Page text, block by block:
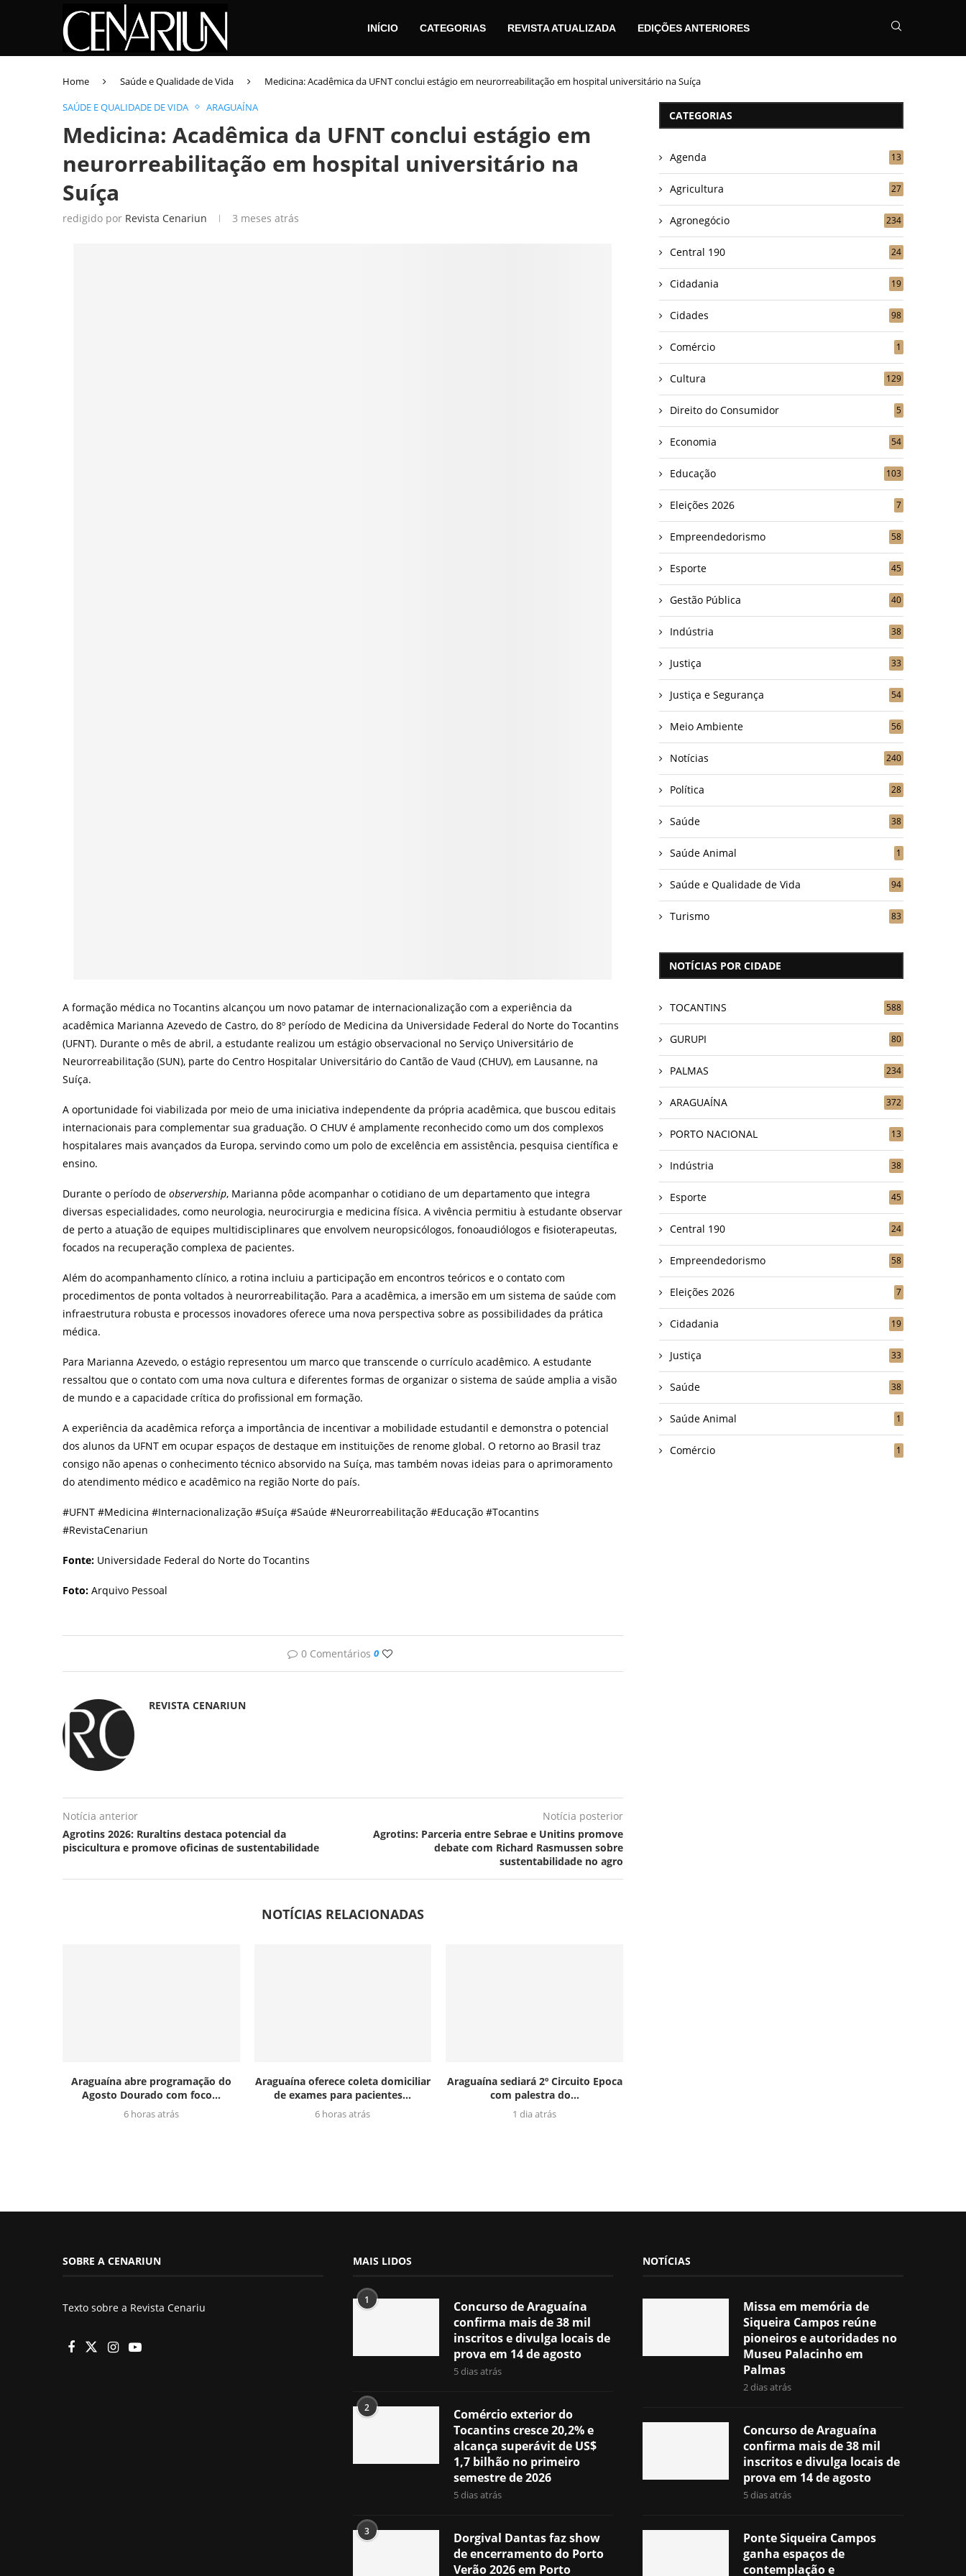
INÍCIO CATEGORIAS REVISTA ATUALIZADA EDIÇÕES ANTERIORES
Home Saúde e Qualidade de Vida
Medicina: Acadêmica da UFNT conclui estágio em neurorreabilitação em hospital universitário na Suíça
SAÚDE E QUALIDADE DE VIDA
ARAGUAÍNA
Medicina: Acadêmica da UFNT conclui estágio em
neurorreabilitação em hospital universitário na
Suíça
redigido por Revista Cenariun 3 meses atrás
A formação médica no Tocantins alcançou um novo patamar de internacionalização com a experiência da
acadêmica Marianna Azevedo de Castro, do 8º período de Medicina da Universidade Federal do Norte do Tocantins
(UFNT). Durante o mês de abril, a estudante realizou um estágio observacional no Serviço Universitário de
Neurorreabilitação (SUN), parte do Centro Hospitalar Universitário do Cantão de Vaud (CHUV), em Lausanne, na
Suíça.
A oportunidade foi viabilizada por meio de uma iniciativa independente da própria acadêmica, que buscou editais
internacionais para complementar sua graduação. O CHUV é amplamente reconhecido como um dos complexos
hospitalares mais avançados da Europa, servindo como um polo de excelência em assistência, pesquisa científica e
ensino.
Durante o período de observership, Marianna pôde acompanhar o cotidiano de um departamento que integra
diversas especialidades, como neurologia, neurocirurgia e medicina física. A vivência permitiu à estudante observar
de perto a atuação de equipes multidisciplinares que envolvem neuropsicólogos, fonoaudiólogos e fisioterapeutas,
focados na recuperação complexa de pacientes.
Além do acompanhamento clínico, a rotina incluiu a participação em encontros teóricos e o contato com
procedimentos de ponta voltados à neurorreabilitação. Para a acadêmica, a imersão em um sistema de saúde com
infraestrutura robusta e processos inovadores oferece uma nova perspectiva sobre as possibilidades da prática
médica.
Para Marianna Azevedo, o estágio representou um marco que transcende o currículo acadêmico. A estudante
ressaltou que o contato com uma nova cultura e diferentes formas de organizar o sistema de saúde amplia a visão
de mundo e a capacidade crítica do profissional em formação.
A experiência da acadêmica reforça a importância de incentivar a mobilidade estudantil e demonstra o potencial
dos alunos da UFNT em ocupar espaços de destaque em instituições de renome global. O retorno ao Brasil traz
consigo não apenas o conhecimento técnico absorvido na Suíça, mas também novas ideias para o aprimoramento
do atendimento médico e acadêmico na região Norte do país.
#UFNT #Medicina #Internacionalização #Suíça #Saúde #Neurorreabilitação #Educação #Tocantins
#RevistaCenariun
Fonte: Universidade Federal do Norte do Tocantins
Foto: Arquivo Pessoal
0 Comentários 0
REVISTA CENARIUN
Notícia anterior
Agrotins 2026: Ruraltins destaca potencial da
piscicultura e promove oficinas de sustentabilidade
Notícia posterior
Agrotins: Parceria entre Sebrae e Unitins promove
debate com Richard Rasmussen sobre
sustentabilidade no agro
NOTÍCIAS RELACIONADAS
Araguaína abre programação do
Agosto Dourado com foco...
6 horas atrás
Araguaína oferece coleta domiciliar
de exames para pacientes...
6 horas atrás
Araguaína sediará 2º Circuito Epoca
com palestra do...
1 dia atrás
CATEGORIAS
Agenda 13
Agricultura 27
Agronegócio 234
Central 190 24
Cidadania 19
Cidades 98
Comércio 1
Cultura 129
Direito do Consumidor 5
Economia 54
Educação 103
Eleições 2026 7
Empreendedorismo 58
Esporte 45
Gestão Pública 40
Indústria 38
Justiça 33
Justiça e Segurança 54
Meio Ambiente 56
Notícias 240
Política 28
Saúde 38
Saúde Animal 1
Saúde e Qualidade de Vida 94
Turismo 83
NOTÍCIAS POR CIDADE
TOCANTINS 588
GURUPI 80
PALMAS 234
ARAGUAÍNA 372
PORTO NACIONAL 13
Indústria 38
Esporte 45
Central 190 24
Empreendedorismo 58
Eleições 2026 7
Cidadania 19
Justiça 33
Saúde 38
Saúde Animal 1
Comércio 1
SOBRE A CENARIUN
Texto sobre a Revista Cenariu
MAIS LIDOS
1
Concurso de Araguaína
confirma mais de 38 mil
inscritos e divulga locais de
prova em 14 de agosto
5 dias atrás
2
Comércio exterior do
Tocantins cresce 20,2% e
alcança superávit de US$
1,7 bilhão no primeiro
semestre de 2026
5 dias atrás
3
Dorgival Dantas faz show
de encerramento do Porto
Verão 2026 em Porto
NOTÍCIAS
Missa em memória de
Siqueira Campos reúne
pioneiros e autoridades no
Museu Palacinho em
Palmas
2 dias atrás
Concurso de Araguaína
confirma mais de 38 mil
inscritos e divulga locais de
prova em 14 de agosto
5 dias atrás
Ponte Siqueira Campos
ganha espaços de
contemplação e